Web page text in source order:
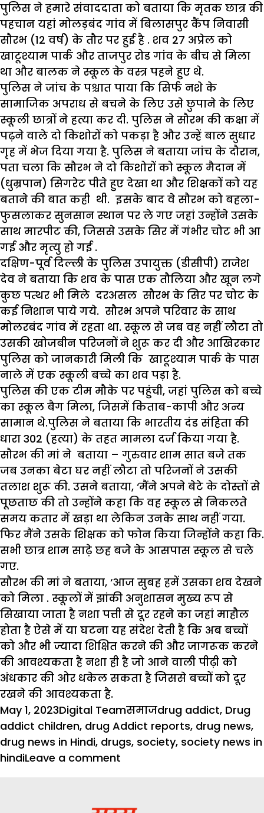
पुलिस ने हमारे संवाददाता को बताया कि मृतक छात्र की
पहचान यहां मोलड़बंद गांव में बिलासपुर कैंप निवासी
सौरभ (12 वर्ष) के तौर पर हुई है . शव 27 अप्रेल को
खाटूश्याम पार्क और ताजपुर रोड गांव के बीच से मिला
था और बालक ने स्कूल के वस्त्र पहने हुए थे.
पुलिस ने जांच के पश्चात पाया कि सिर्फ नशे के
सामाजिक अपराध से बचने के लिए उसे छुपाने के लिए
स्कूली छात्रों ने हत्या कर दी. पुलिस ने सौरभ की कक्षा में
पढ़ने वाले दो किशोरों को पकड़ा है और उन्हें बाल सुधार
गृह में भेज दिया गया है. पुलिस ने बताया जांच के दौरान,
पता चला कि सौरभ ने दो किशोरों को स्कूल मैदान में
(धुम्रपान) सिगरेट पीते हुए देखा था और शिक्षकों को यह
बताने की बात कही थी. इसके बाद वे सौरभ को बहला-
फुसलाकर सुनसान स्थान पर ले गए जहां उन्होंने उसके
साथ मारपीट की, जिससे उसके सिर में गंभीर चोट भी आ
गई और मृत्यु हो गई .
दक्षिण-पूर्व दिल्ली के पुलिस उपायुक्त (डीसीपी) राजेश
देव ने बताया कि शव के पास एक तौलिया और खून लगे
कुछ पत्थर भी मिले दरअसल सौरभ के सिर पर चोट के
कई निशान पाये गये. सौरभ अपने परिवार के साथ
मोलरबंद गांव में रहता था. स्कूल से जब वह नहीं लौटा तो
उसकी खोजबीन परिजनों ने शुरू कर दी और आखिरकार
पुलिस को जानकारी मिली कि खाटूश्याम पार्क के पास
नाले में एक स्कूली बच्चे का शव पड़ा है.
पुलिस की एक टीम मौके पर पहुंची, जहां पुलिस को बच्चे
का स्कूल बैग मिला, जिसमें किताब-कापी और अन्य
सामान थे.पुलिस ने बताया कि भारतीय दंड संहिता की
धारा 302 (हत्या) के तहत मामला दर्ज किया गया है.
सौरभ की मां ने बताया – गुरुवार शाम सात बजे तक
जब उनका बेटा घर नहीं लौटा तो परिजनों ने उसकी
तलाश शुरू की. उसने बताया, ‘मैंने अपने बेटे के दोस्तों से
पूछताछ की तो उन्होंने कहा कि वह स्कूल से निकलते
समय कतार में खड़ा था लेकिन उनके साथ नहीं गया.
फिर मैंने उसके शिक्षक को फोन किया जिन्होंने कहा कि.
सभी छात्र शाम साढ़े छह बजे के आसपास स्कूल से चले
गए.
सौरभ की मां ने बताया, ‘आज सुबह हमें उसका शव देखने
को मिला . स्कूलों में झांकी अनुशासन मुख्य रूप से
सिखाया जाता है नशा पत्ती से दूर रहने का जहां माहौल
होता है ऐसे में या घटना यह संदेश देती है कि अब बच्चों
को और भी ज्यादा शिक्षित करने की और जागरूक करने
की आवश्यकता है नशा ही है जो आने वाली पीढ़ी को
अंधकार की ओर धकेल सकता है जिससे बच्चों को दूर
रखने की आवश्यकता है.
Posted
on
May 1, 2023Author
Digital TeamCategories
समाजTags
drug addict, Drug
addict children, drug Addict reports, drug news,
drug news in Hindi, drugs, society, society news in
hindiLeave a comment
नशा